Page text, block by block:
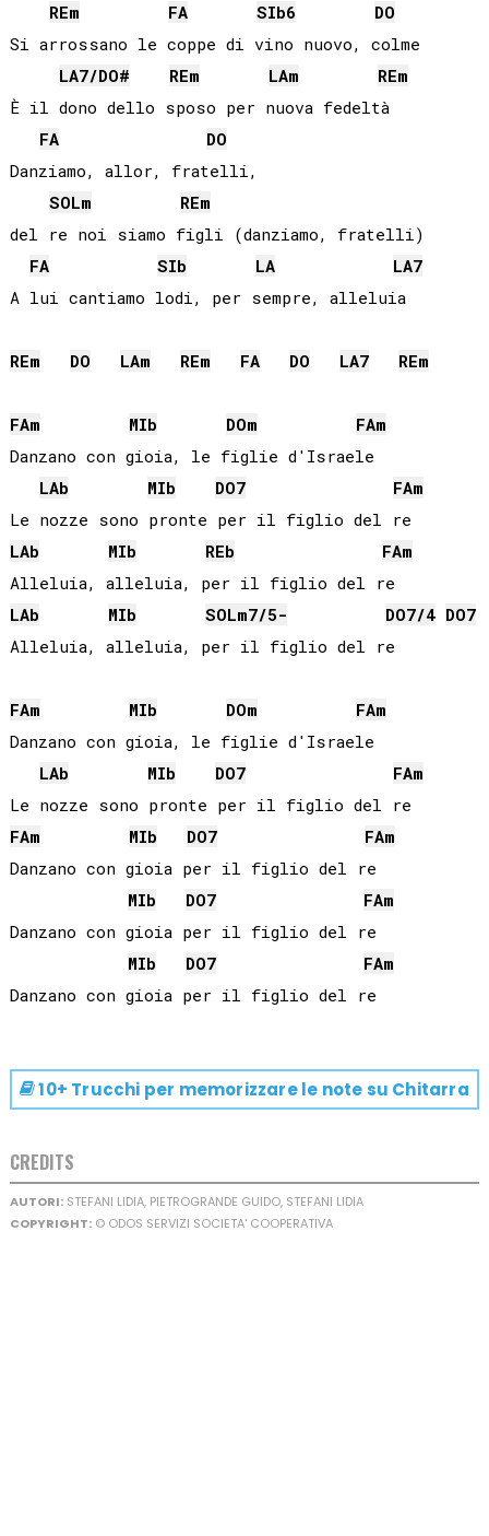
REm FA SIb6
DO
Si arrossano le coppe di vino nuovo, colme
LA7/DO# REm LAm REm
È il dono dello sposo per nuova fedeltà
FA
DO
Danziamo, allor, fratelli,
SOLm REm
del re noi siamo figli (danziamo, fratelli)
FA
SIb LA LA7
A lui cantiamo lodi, per sempre, alleluia
REm DO LAm REm FA DO LA7 REm
FAm MIb DOm FAm
Danzano con gioia, le figlie d'Israele
LAb
MIb DO7 FAm
LAb
MIb REb FAm
LAb
MIb SOLm7/5- DO7/4 DO7
Alleluia, alleluia, per il figlio del re
FAm MIb DOm FAm
Danzano con gioia, le figlie d'Israele
LAb
MIb DO7 FAm
FAm MIb DO7 FAm
Danzano con gioia per il figlio del re
MIb
DO7 FAm
Danzano con gioia per il figlio del re
MIb
DO7 FAm
10+ Trucchi per memorizzare le note su Chitarra
CREDITS
AUTORI:STEFANI LIDIA, PIETROGRANDE GUIDO, STEFANI LIDIA
COPYRIGHT:© ODOS SERVIZI SOCIETA' COOPERATIVA